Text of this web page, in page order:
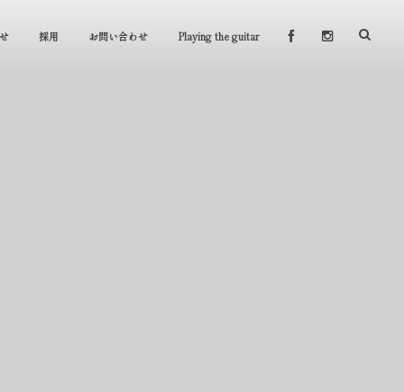
採用 お問い合わせ Playing the guitar